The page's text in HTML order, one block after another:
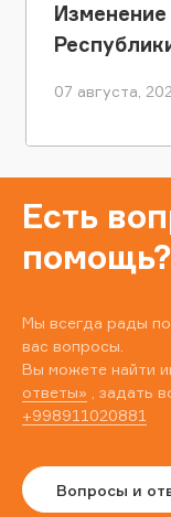
Изменение
07 августа,
Есть
помощь?
Мы всегда рады
вас вопросы.
Вы можете найти
ответы» , задать
+998911020881
Вопросы и